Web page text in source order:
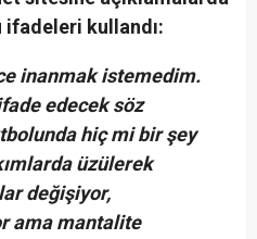
ifadeleri kullandı:
inanmak istemedim.
edecek söz
hiç mi bir şey
üzülerek
değişiyor,
ama mantalite